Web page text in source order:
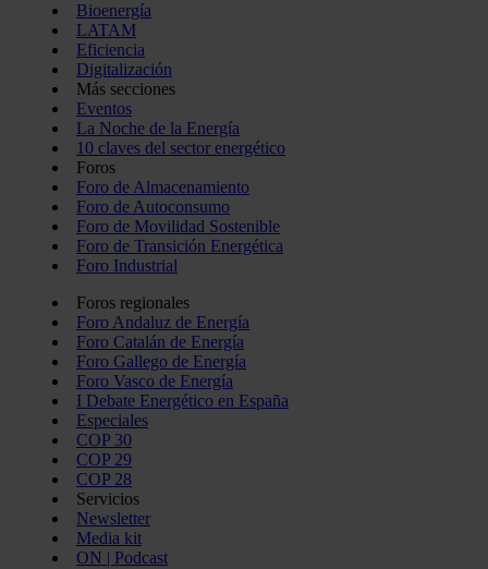
Bioenergía
LATAM
Eficiencia
Digitalización
Más secciones
Eventos
La Noche de la Energía
10 claves del sector energético
Foros
Foro de Almacenamiento
Foro de Autoconsumo
Foro de Movilidad Sostenible
Foro de Transición Energética
Foro Industrial
Foros regionales
Foro Andaluz de Energía
Foro Catalán de Energía
Foro Gallego de Energía
Foro Vasco de Energía
I Debate Energético en España
Especiales
COP 30
COP 29
COP 28
Servicios
Newsletter
Media kit
ON | Podcast